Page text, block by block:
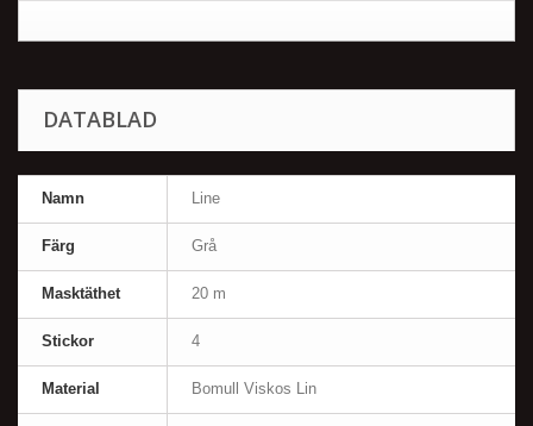
DATABLAD
Namn Line
Färg Grå
Masktäthet 20 m
Stickor 4
Material Bomull Viskos Lin